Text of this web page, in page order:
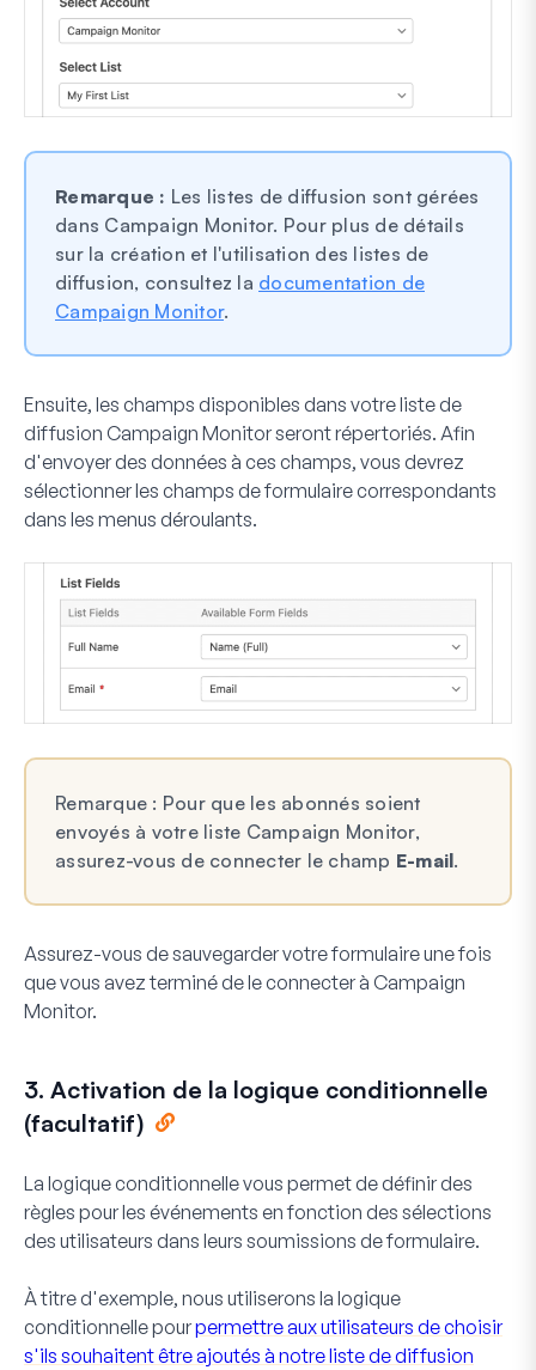
Remarque : Les listes de diffusion sont gérées
dans Campaign Monitor. Pour plus de détails
sur la création et l'utilisation des listes de
diffusion, consultez la documentation de
Campaign Monitor.
Ensuite, les champs disponibles dans votre liste de
diffusion Campaign Monitor seront répertoriés. Afin
d'envoyer des données à ces champs, vous devrez
sélectionner les champs de formulaire correspondants
dans les menus déroulants.
Remarque : Pour que les abonnés soient
envoyés à votre liste Campaign Monitor,
assurez-vous de connecter le champ E-mail.
Assurez-vous de sauvegarder votre formulaire une fois
que vous avez terminé de le connecter à Campaign
Monitor.
3. Activation de la logique conditionnelle
(facultatif)
La logique conditionnelle vous permet de définir des
règles pour les événements en fonction des sélections
des utilisateurs dans leurs soumissions de formulaire.
À titre d'exemple, nous utiliserons la logique
conditionnelle pourpermettre aux utilisateurs de choisir
s'ils souhaitent être ajoutés à notre liste de diffusion